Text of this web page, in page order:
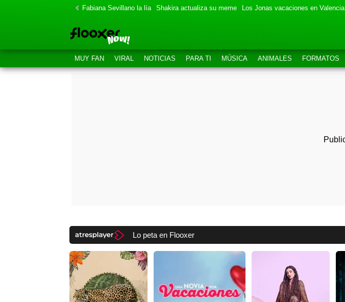
Fabiana Sevillano la lía Shakira actualiza su meme Los Jonas vacaciones en Valencia
MUY FAN VIRAL NOTICIAS PARA TI MÚSICA ANIMALES FORMATOS
Lo peta en Flooxer